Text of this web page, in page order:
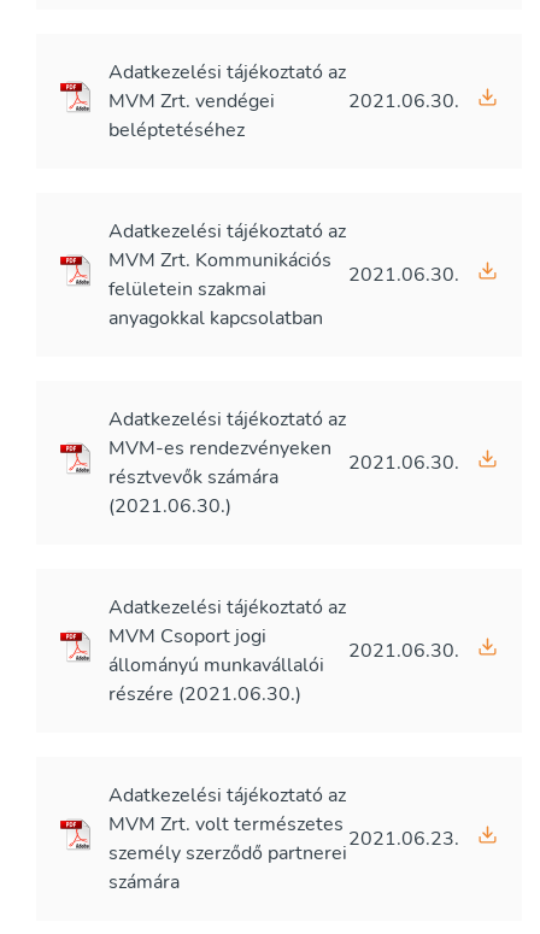
Adatkezelési tájékoztató az
MVM Zrt. vendégei
beléptetéséhez
2021.06.30.
Adatkezelési tájékoztató az
MVM Zrt. Kommunikációs
felületein szakmai
anyagokkal kapcsolatban
2021.06.30.
Adatkezelési tájékoztató az
MVM-es rendezvényeken
résztvevők számára
(2021.06.30.)
2021.06.30.
Adatkezelési tájékoztató az
MVM Csoport jogi
állományú munkavállalói
részére (2021.06.30.)
2021.06.30.
Adatkezelési tájékoztató az
MVM Zrt. volt természetes
személy szerződő partnerei
számára
2021.06.23.